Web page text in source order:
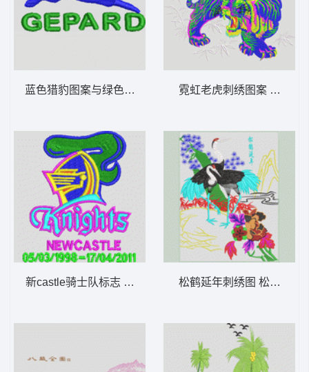
蓝色猎豹图案与绿色文字 豹子_商标LOGO字母
新castle骑士队标志 商标
霓虹老虎刺绣图案 竹林猛
松鹤延年刺绣图 松鹤延年